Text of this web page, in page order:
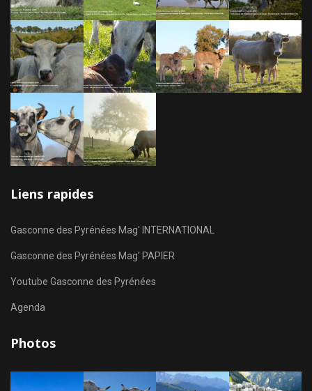
Liens rapides
Gasconne des Pyrénées Mag' INTERNATIONAL
Gasconne des Pyrénées Mag' PAPIER
Youtube Gasconne des Pyrénées
Agenda
Photos